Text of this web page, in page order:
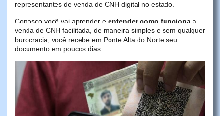
representantes de venda de CNH digital no estado.
Conosco você vai aprender e entender como funciona a
venda de CNH facilitada, de maneira simples e sem qualquer
burocracia, você recebe em Ponte Alta do Norte seu
documento em poucos dias.